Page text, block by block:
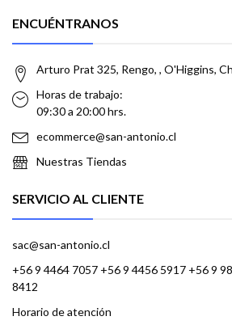
ENCUÉNTRANOS
Arturo Prat 325, Rengo, , O'Higgins,
Horas de trabajo:
09:30 a 20:00 hrs.
ecommerce@san-antonio.cl
Nuestras Tiendas
SERVICIO AL CLIENTE
sac@san-antonio.cl
+56 9 4464 7057 +56 9 4456 5917 +56 9
8412
Horario de atención